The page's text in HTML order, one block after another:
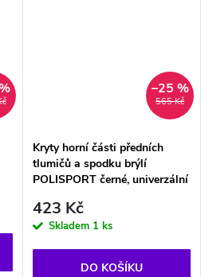
565 Kč
–25 %
Kryty horní části předních
tlumičů a spodku brýlí
POLISPORT černé, univerzální
423 Kč
Skladem 1 ks
DO KOŠÍKU